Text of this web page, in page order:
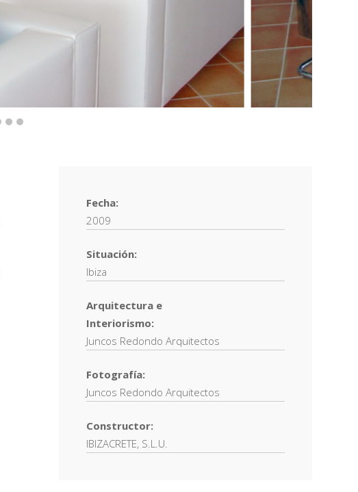
Fecha:
2009
Situación:
Ibiza
Arquitectura e
Interiorismo:
Juncos Redondo Arquitectos
Fotografía:
Juncos Redondo Arquitectos
Constructor:
IBIZACRETE, S.L.U.